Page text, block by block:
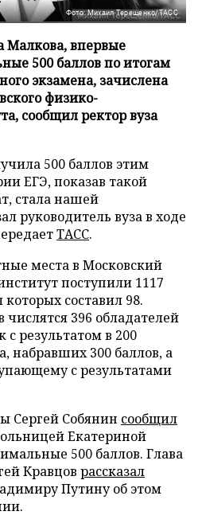
Фото: Михаил Терещенко/ТАСС
впервые
500 баллов по итогам
экзамена, зачислена
физико-
сообщил ректор вуза
500 баллов этим
ЕГЭ, показав такой
стала нашей
руководитель вуза в ходе
ТАСС.
места в Московский
поступили 1117
составил 98.
396 обладателей
с результатом в 200
набравших 300 баллов, а
с результатами
Сергей Собянин сообщил
Екатериной
500 баллов. Глава
Кравцов рассказал
Путину об этом